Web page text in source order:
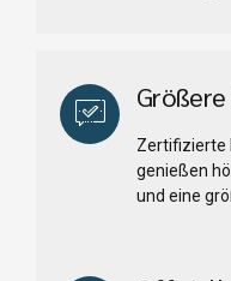
Zertifizierte
genießen
und eine